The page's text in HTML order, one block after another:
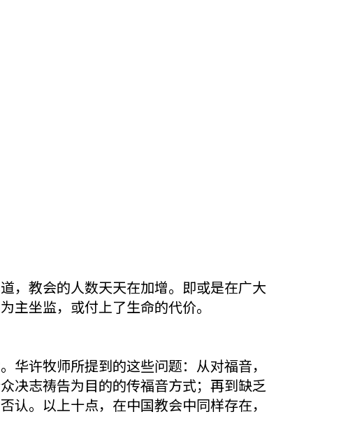
，教会的人数天天在加增。即或是在广大
主坐监，或付上了生命的代价。
许牧师所提到的这些问题：从对福音，
决志祷告为目的的传福音方式；再到缺乏
。以上十点，在中国教会中同样存在，